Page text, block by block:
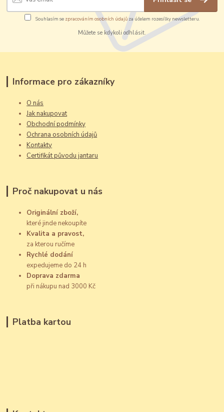
Souhlasím se zpracováním osobních údajůza účelem rozesílky newsletteru.
Můžete se kdykoli odhlásit.
Informace pro zákazníky
O nás
Jak nakupovat
Obchodní podmínky
Ochrana osobních údajů
Kontakty
Certifikát původu jantaru
Proč nakupovat u nás
Originální zboží,
které jinde nekoupíte
Kvalita a pravost,
za kterou ručíme
Rychlé dodání
expedujeme do 24 h
Doprava zdarma
při nákupu nad 3000 Kč
Platba kartou